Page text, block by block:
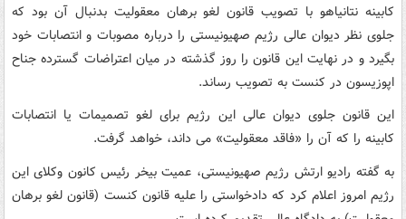
کابینه نتانیاهو با تصویب قانون لغو برهان معقولیت بدنبال آن بود که
جلوی نظر دیوان عالی رژیم صهیونیستی را درباره مصوبات و انتصابات خود
بگیرد و در نهایت این قانون را روز گذشته در میان اعتراضات گسترده جناح
اپوزیسون در کنست به تصویب رساند.
این قانون جلوی دیوان عالی این رژیم برای لغو تصمیمات یا انتصابات
کابینه را که آن را «فاقد معقولیت» می داند، خواهد گرفت.
به گفته رادیو ارتش رژیم صهیونیستی، عمیت بیخر رئیس کانون وکلای این
رژیم امروز اعلام کرد که دادخواستی را علیه قانون کنست (قانون لغو برهان